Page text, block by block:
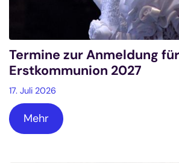
Termine zur Anmeldung
Erstkommunion 2027
17. Juli 2026
Mehr